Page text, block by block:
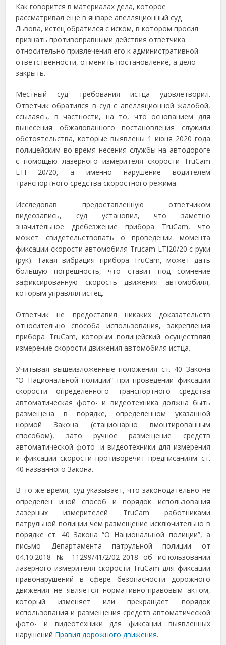
Как говорится в материалах дела, которое
рассматривал еще в январе апелляционный суд
Львова, истец обратился с иском, в котором просил
признать противоправными действия ответчика
относительно привлечения его к административной
ответственности, отменить постановление, а дело
закрыть.
Местный суд требования истца удовлетворил.
Ответчик обратился в суд с апелляционной жалобой,
ссылаясь, в частности, на то, что основанием для
вынесения обжалованного постановления служили
обстоятельства, которые выявлены 1 июня 2020 года
полицейским во время несения службы на автодороге
с помощью лазерного измерителя скорости TruCam
LTI 20/20, а именно нарушение водителем
транспортного средства скоростного режима.
Исследовав предоставленную ответчиком
видеозапись, суд установил, что заметно
значительное дребезжение прибора TruCam, что
может свидетельствовать о проведении момента
фиксации скорости автомобиля Trucam LTI20/20 с руки
(рук). Такая вибрация прибора TruCam, может дать
большую погрешность, что ставит под сомнение
зафиксированную скорость движения автомобиля,
которым управлял истец.
Ответчик не предоставил никаких доказательств
относительно способа использования, закрепления
прибора TruCam, которым полицейский осуществлял
измерение скорости движения автомобиля истца.
Учитывая вышеизложенные положения ст. 40 Закона
“О Национальной полиции” при проведении фиксации
скорости определенного транспортного средства
автоматическая фото- и видеотехника должна быть
размещена в порядке, определенном указанной
нормой Закона (стационарно вмонтированным
способом), зато ручное размещение средств
автоматической фото- и видеотехники для измерения
и фиксации скорости противоречит предписаниям ст.
40 названного Закона.
В то же время, суд указывает, что законодательно не
определен иной способ и порядок использования
лазерных измерителей TruCam работниками
патрульной полиции чем размещение исключительно в
порядке ст. 40 Закона “О Национальной полиции”, а
письмо Департамента патрульной полиции от
04.10.2018 № 11299/41/2/02-2018 об использовании
лазерного измерителя скорости TruCam для фиксации
правонарушений в сфере безопасности дорожного
движения не является нормативно-правовым актом,
который изменяет или прекращает порядок
использования и размещения средств автоматической
фото- и видеотехники для фиксации выявленных
нарушений Правил дорожного движения.